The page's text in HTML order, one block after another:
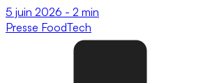
5 juin 2026 - 2 min
Presse FoodTech